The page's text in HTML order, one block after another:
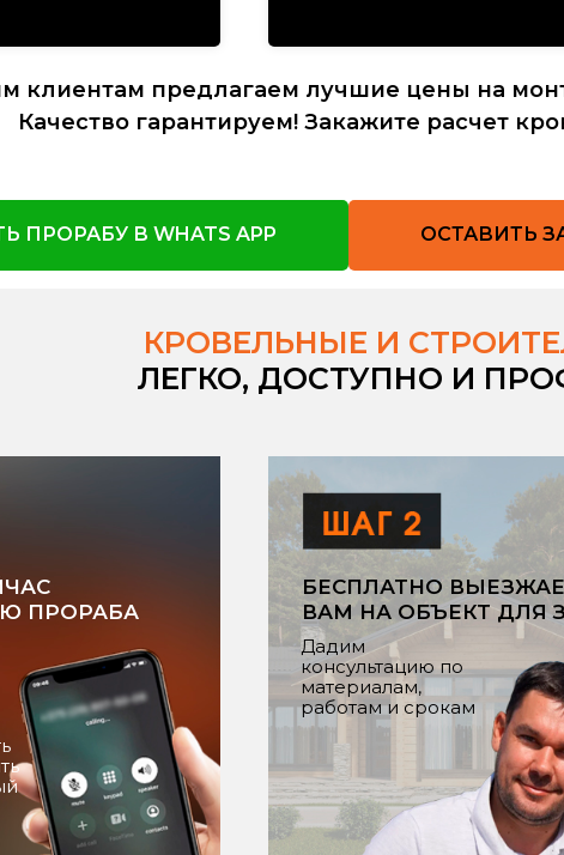
клиентам предлагаем лучшие цены на
Качество гарантируем! Закажите расчет
ПРОРАБУ В WHATS APP ОСТАВИТЬ
КРОВЕЛЬНЫЕ И
ЛЕГКО, ДОСТУПНО И
БЕСПЛАТНО
ВАМ НА ОБЪЕКТ ДЛЯ
Дадим
консультацию по
материалам,
работам и срокам
ПРОРАБА